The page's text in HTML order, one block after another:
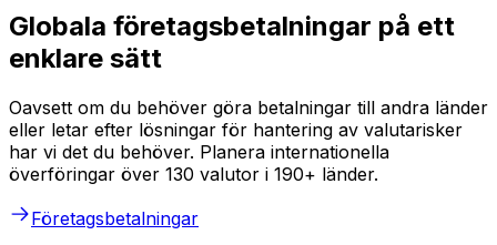
Globala företagsbetalningar på ett
enklare sätt
Oavsett om du behöver göra betalningar till andra länder
eller letar efter lösningar för hantering av valutarisker
har vi det du behöver. Planera internationella
överföringar över 130 valutor i 190+ länder.
Företagsbetalningar